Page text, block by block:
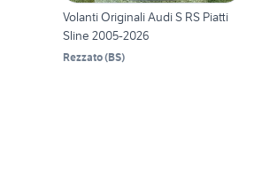
Volanti Originali Audi S RS Piatti
Sline 2005-2026
Rezzato(BS)